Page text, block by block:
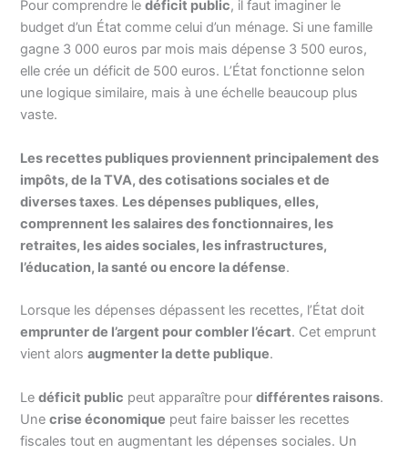
Pour comprendre ledéficit public, il faut imaginer le
budget d’un État comme celui d’un ménage. Si une famille
gagne 3 000 euros par mois mais dépense 3 500 euros,
elle crée un déficit de 500 euros. L’État fonctionne selon
une logique similaire, mais à une échelle beaucoup plus
vaste.
Les recettes publiques proviennent principalement des
impôts, de la TVA, des cotisations sociales et de
diverses taxes. Les dépenses publiques, elles,
comprennent les salaires des fonctionnaires, les
retraites, les aides sociales, les infrastructures,
l’éducation, la santé ou encore la défense.
Lorsque les dépenses dépassent les recettes, l’État doit
emprunter de l’argent pour combler l’écart. Cet emprunt
vient alorsaugmenter la dette publique.
Ledéficit public peut apparaître pourdifférentes raisons.
Unecrise économique peut faire baisser les recettes
fiscales tout en augmentant les dépenses sociales. Un